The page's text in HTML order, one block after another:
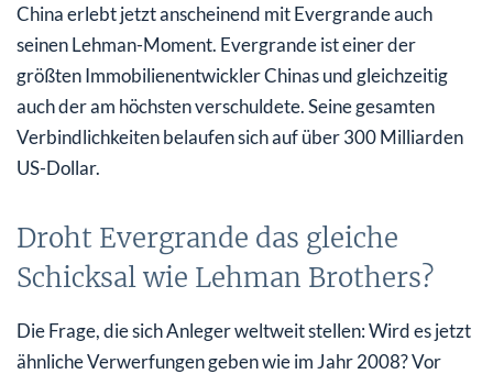
verunsichert
Wird China die weltweite Megablase jetzt zum Platzen
bringen?
Es bahnt sich etwas an – anscheinend etwas ganz
Großes und noch nie Dagewesenes
gebracht!
China erlebt jetzt anscheinend mit Evergrande auch
seinen Lehman-Moment. Evergrande ist einer der
größten Immobilienentwickler Chinas und gleichzeitig
auch der am höchsten verschuldete. Seine gesamten
Verbindlichkeiten belaufen sich auf über 300 Milliarden
US-Dollar.
Droht Evergrande das gleiche
Schicksal wie Lehman Brothers?
Die Frage, die sich Anleger weltweit stellen: Wird es jetzt
ähnliche Verwerfungen geben wie im Jahr 2008? Vor